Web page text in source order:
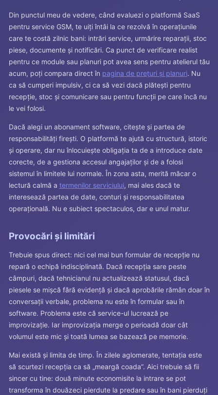
Din punctul meu de vedere, când evaluezi o platformă SaaS
pentru service GSM, te uiți întâi la ce rezolvă în operațiunile
care te costă zilnic bani: intrări service, urmărire reparații, stoc
piese, documente și notificări. Ca punct de verificare realist
pentru ce module sau planuri pot avea sens pentru atelierul tău
acum, poți compara direct în pagina de prețuri și planuri. Nu
ca să cumperi impulsiv, ci ca să vezi dacă plătești pentru
recepție, stoc și comunicare sau pentru funcții pe care încă nu
le vei folosi.
Dacă alegi un abonament software, citește și partea de
responsabilități firești. O platformă te ajută cu structură, istoric
și operare, dar nu înlocuiește obligația ta de a introduce date
corecte, de a gestiona accesul angajaților și de a folosi
sistemul în limitele lui normale. În zona asta, merită măcar o
lectură calmă a termenilor serviciului, mai ales dacă te
interesează partea de date, conturi și responsabilitatea
operațională. Nu e subiect spectaculos, dar e unul matur.
Provocări și limitări
Trebuie spus direct: nici cel mai bun formular de recepție nu
repară o echipă indisciplinată. Dacă recepția sare peste
câmpuri, dacă tehnicianul nu actualizează statusul, dacă
piesele se mișcă fără evidență și dacă aprobările rămân doar în
conversații verbale, problema nu este în formular sau în
software. Problema este că service-ul lucrează pe
improvizație. Iar improvizația merge o perioadă doar cât
volumul este mic și toată lumea se bazează pe memorie.
Mai există și limita de timp. În zilele aglomerate, tentația este
să scurtezi recepția ca să „meargă coada”. Aici trebuie să fii
sincer cu tine: două minute economisite la intrare se pot
transforma în douăzeci pierdute la predare sau în bani pierduți